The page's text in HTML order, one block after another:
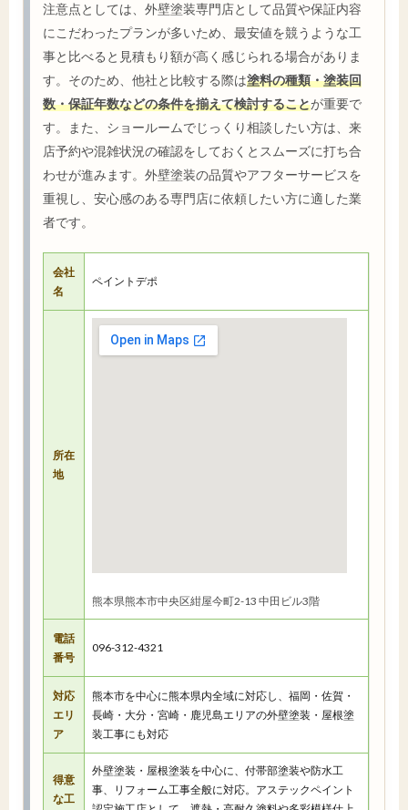
注意点としては、外壁塗装専門店として品質や保証内容
にこだわったプランが多いため、最安値を競うような工
事と比べると見積もり額が高く感じられる場合がありま
す。そのため、他社と比較する際は塗料の種類・塗装回
数・保証年数などの条件を揃えて検討することが重要で
す。また、ショールームでじっくり相談したい方は、来
店予約や混雑状況の確認をしておくとスムーズに打ち合
わせが進みます。外壁塗装の品質やアフターサービスを
重視し、安心感のある専門店に依頼したい方に適した業
者です。
会社
名
ペイントデポ
所在
地
熊本県熊本市中央区紺屋今町2-13 中田ビル3階
電話
番号
096-312-4321
対応
エリ
ア
熊本市を中心に熊本県内全域に対応し、福岡・佐賀・
長崎・大分・宮崎・鹿児島エリアの外壁塗装・屋根塗
装工事にも対応
得意
な工
外壁塗装・屋根塗装を中心に、付帯部塗装や防水工
事、リフォーム工事全般に対応。アステックペイント